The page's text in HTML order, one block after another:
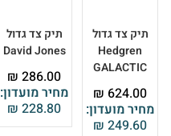
תיק צד גדול
Hedgren
GALACTIC
מחיר מועדון:
₪ 249.60
₪ 624.00
תיק צד גדול
David Jones
מחיר מועדון:
₪ 228.80
₪ 286.00